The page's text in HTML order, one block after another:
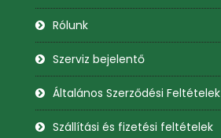
Rólunk
Szerviz bejelentő
Általános Szerződési Feltételek
Szállítási és fizetési feltételek